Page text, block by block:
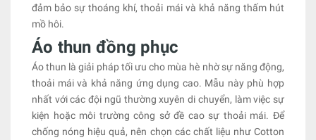
đảm bảo sự thoáng khí, thoải mái và khả năng thấm hút
mồ hôi.
Áo thun đồng phục
Áo thun là giải pháp tối ưu cho mùa hè nhờ sự năng động,
thoải mái và khả năng ứng dụng cao. Mẫu này phù hợp
nhất với các đội ngũ thường xuyên di chuyển, làm việc sự
kiện hoặc môi trường công sở đề cao sự thoải mái. Để
chống nóng hiệu quả, nên chọn các chất liệu như Cotton